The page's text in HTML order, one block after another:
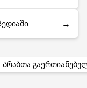
→
Არაბთა